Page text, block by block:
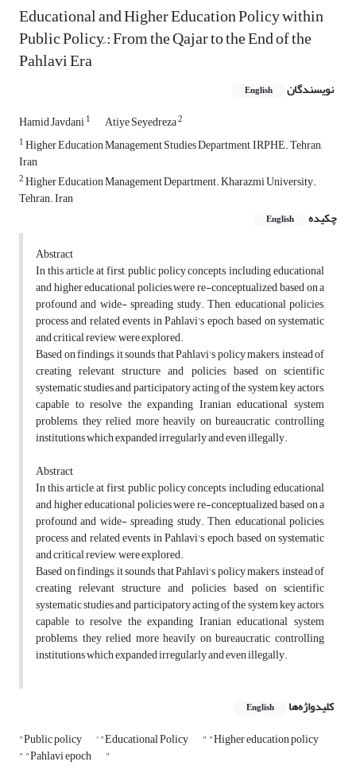
Educational and Higher Education Policy within
Public Policy ِ: From the Qajar to the End of the
Pahlavi Era
نویسندگان English
Hamid Javdani1 Atiye Seyedreza2
1Higher Education Management Studies Department, IRPHE. Tehran,
Iran
2Higher Education Management Department. Kharazmi University.
Tehran. Iran
چکیده
English
Abstract
In this article, at first, public policy concepts, including educational
and higher educational policies were re-conceptualized, based on a
profound and wide- spreading study. Then, educational policies,
process and related events in Pahlavi's epoch, based on systematic
and critical review, were explored.
Based on findings, it sounds that Pahlavi's policy makers, instead of
creating relevant structure and policies, based on scientific
systematic studies and participatory acting of the system key actors,
capable to resolve the expanding Iranian educational system
problems, they relied more heavily on bureaucratic controlling
institutions which expanded irregularly and even illegally.
Abstract
In this article, at first, public policy concepts, including educational
and higher educational policies were re-conceptualized, based on a
profound and wide- spreading study. Then, educational policies,
process and related events in Pahlavi's epoch, based on systematic
and critical review, were explored.
Based on findings, it sounds that Pahlavi's policy makers, instead of
creating relevant structure and policies, based on scientific
systematic studies and participatory acting of the system key actors,
capable to resolve the expanding Iranian educational system
problems, they relied more heavily on bureaucratic controlling
institutions which expanded irregularly and even illegally.
کلیدواژه‌ها English
"Public policy ' "Educational Policy " "Higher education policy
" "Pahlavi epoch "